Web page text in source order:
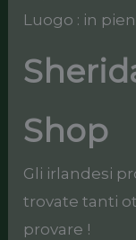
Luogo : in
Shop
Gli irlandesi
trovate tanti
provare !